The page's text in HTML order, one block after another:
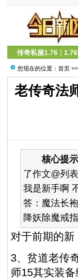
传奇私服1.76 |
您现在的位置： 首页 >>
老传奇法
核心提示
了作文@列
我是新手啊
答：魔法长
降妖除魔戒
对于前期的新
3、贫道老传
师15其实装